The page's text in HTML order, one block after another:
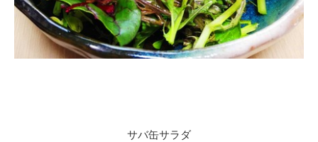
サバ缶サラダ